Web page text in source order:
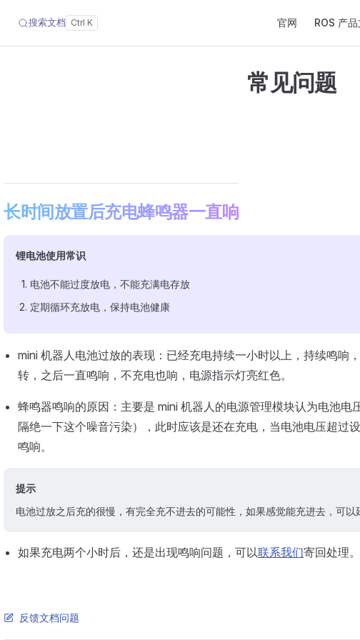
搜索文档 官网 ROS 产
常见问题
长时间放置后充电蜂鸣器一直响
锂电池使用常识
电池不能过度放电，不能充满电存放
定期循环充放电，保持电池健康
mini 机器人电池过放的表现：已经充电持续一小时以上，持续鸣响
转，之后一直鸣响，不充电也响，电源指示灯亮红色。
蜂鸣器鸣响的原因：主要是 mini 机器人的电源管理模块认为电池
隔绝一下这个噪音污染），此时应该是还在充电，当电池电压超过
鸣响。
提示
电池过放之后充的很慢，有完全充不进去的可能性，如果感觉能充进去，可以
如果充电两个小时后，还是出现鸣响问题，可以联系我们寄回处理。
反馈文档问题